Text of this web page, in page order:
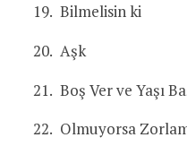
Bilmelisin ki
Aşk
Boş Ver ve Yaşı
Olmuyorsa